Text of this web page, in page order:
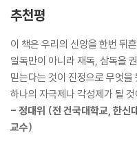
1. 탈종교화 시대에 종교는 우리
2. “오강남 칼럼을 읽고”를 읽고
끝맺으면서
참고문헌
찾아보기
일획도 고쳐 읽을 수 없다고 생
나의 역사적 산물이라는 것이다.
--- pp.110-111
종교 생활에서도 마찬가지이다.
다’의 연속이라면 그 같은 고역
기 때문에 어떤 사람은 어릴 때
을 믿을 것이 아니라 예수가 가졌
야기다.
최근 신학계의 동향은, 앞에서
th about Jesus)’보다는 ‘예
하게 생각한다. 예수님에 대해
을 무조건 믿기보다는 예수님의
추천평
이 책은 우리의 신앙을 한번 뒤
일독만이 아니라 재독, 삼독을
믿는다는 것이 진정으로 무엇을
하나의 자극제나 각성제가 될
- 정대위 (전 건국대학교, 한신
교수)